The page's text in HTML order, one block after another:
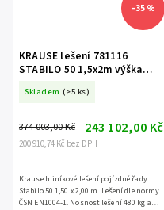
–35 %
KRAUSE lešení 781116
STABILO 50 1,5x2m výška
Skladem (>5 ks)
200 910,74 Kč bez DPH
374 003,00 Kč 243 102,00 Kč
Krause hliníkové lešení pojízdné řady
Stabilo 50 1,50 x 2,00 m. Lešení dle normy
ČSN EN1004-1. Nosnost lešení 480 kg a